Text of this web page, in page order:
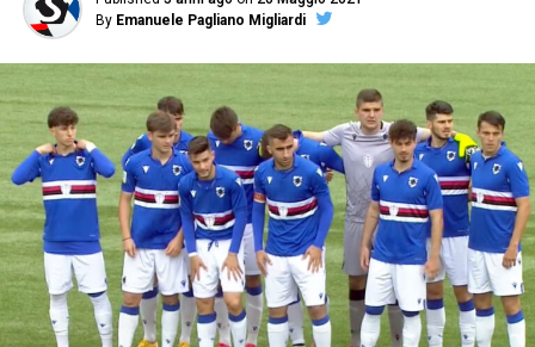
By Emanuele Pagliano Migliardi